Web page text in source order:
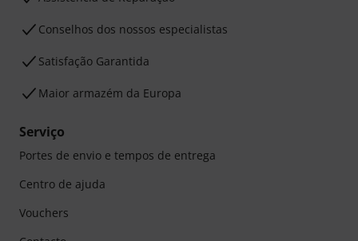
Conselhos dos nossos especialistas
Satisfação Garantida
Maior armazém da Europa
Serviço
Portes de envio e tempos de entrega
Centro de ajuda
Vouchers